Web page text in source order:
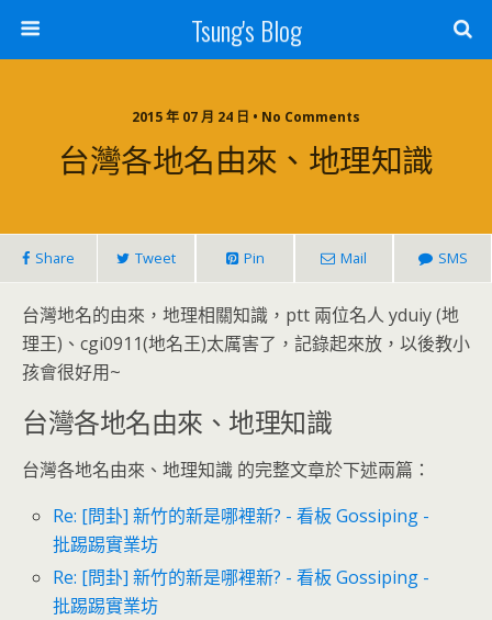
Tsung's Blog
2015 年 07 月 24 日 • No Comments
台灣各地名由來、地理知識
Share Tweet Pin Mail SMS
台灣地名的由來，地理相關知識，ptt 兩位名人 yduiy (地
理王)、cgi0911(地名王)太厲害了，記錄起來放，以後教小
孩會很好用~
台灣各地名由來、地理知識
台灣各地名由來、地理知識 的完整文章於下述兩篇：
Re: [問卦] 新竹的新是哪裡新? - 看板 Gossiping -
批踢踢實業坊
Re: [問卦] 新竹的新是哪裡新? - 看板 Gossiping -
批踢踢實業坊